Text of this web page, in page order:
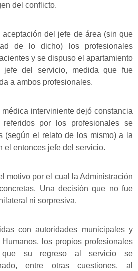
del conflicto.
del jefe de área (sin que
de lo dicho) los profesionales
y se dispuso el apartamiento
del servicio, medida que fue
a ambos profesionales.
interviniente dejó constancia
por los profesionales se
(según el relato de los mismo) a la
el entonces jefe del servicio.
motivo por el cual la Administración
Una decisión que no fue
ni sorpresiva.
con autoridades municipales y
los propios profesionales
que su regreso al servicio se
entre otras cuestiones, al